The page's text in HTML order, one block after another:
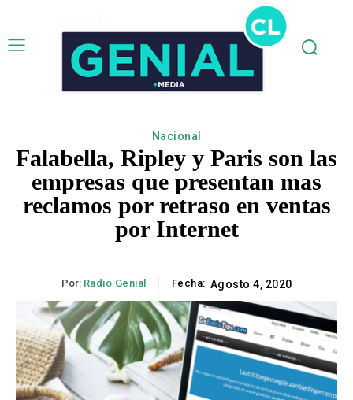
Nacional
Falabella, Ripley y Paris son las
empresas que presentan mas
reclamos por retraso en ventas
por Internet
Por: Radio Genial Fecha: Agosto 4, 2020